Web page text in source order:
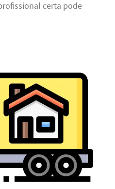
certa pode